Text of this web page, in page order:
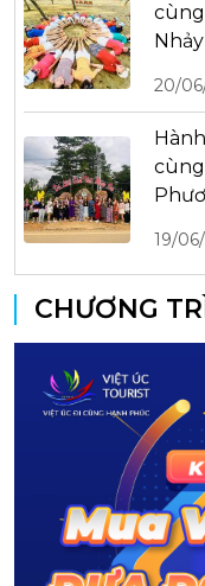
cùng
20/
cùng
19/
CHƯƠNG